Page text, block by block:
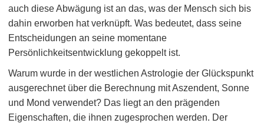
auch diese Abwägung ist an das, was der Mensch sich bis
dahin erworben hat verknüpft. Was bedeutet, dass seine
Entscheidungen an seine momentane
Persönlichkeitsentwicklung gekoppelt ist.
Warum wurde in der westlichen Astrologie der Glückspunkt
ausgerechnet über die Berechnung mit Aszendent, Sonne
und Mond verwendet? Das liegt an den prägenden
Eigenschaften, die ihnen zugesprochen werden. Der